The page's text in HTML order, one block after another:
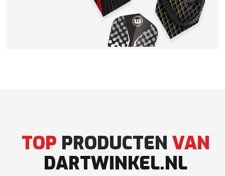
DARTWINKEL.NL
TOP PRODUCTEN VAN